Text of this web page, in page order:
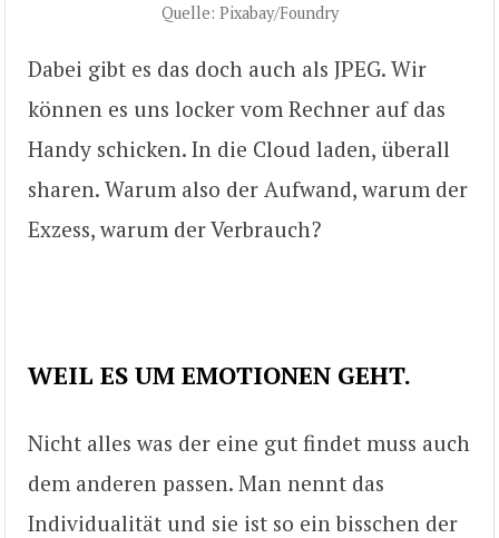
Quelle: Pixabay/Foundry
Dabei gibt es das doch auch als JPEG. Wir
können es uns locker vom Rechner auf das
Handy schicken. In die Cloud laden, überall
sharen. Warum also der Aufwand, warum der
Exzess, warum der Verbrauch?
WEIL ES UM EMOTIONEN GEHT.
Nicht alles was der eine gut findet muss auch
dem anderen passen. Man nennt das
Individualität und sie ist so ein bisschen der